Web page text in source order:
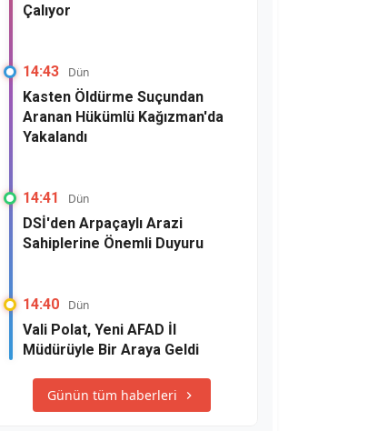
Çalıyor
14:43 Dün
Kasten Öldürme Suçundan
Aranan Hükümlü Kağızman'da
Yakalandı
14:41 Dün
DSİ'den Arpaçaylı Arazi
Sahiplerine Önemli Duyuru
14:40 Dün
Vali Polat, Yeni AFAD İl
Müdürüyle Bir Araya Geldi
Günün tüm haberleri